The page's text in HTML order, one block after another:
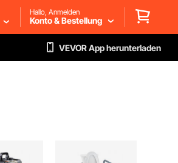
Hallo, Anmelden
Konto & Bestellung
VEVOR App herunterladen